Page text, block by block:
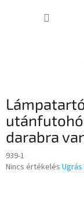
darabra
939-1
A
Nincs értékelés